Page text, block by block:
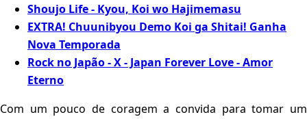
Shoujo Life - Kyou, Koi wo Hajimemasu
EXTRA! Chuunibyou Demo Koi ga Shitai! Ganha
Nova Temporada
Rock no Japão - X - Japan Forever Love - Amor
Eterno
Com um pouco de coragem a convida para tomar um